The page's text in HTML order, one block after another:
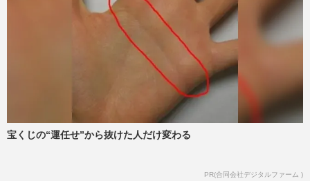
宝くじの“運任せ”から抜けた人だけ変わる
PR(合同会社デジタルファーム )